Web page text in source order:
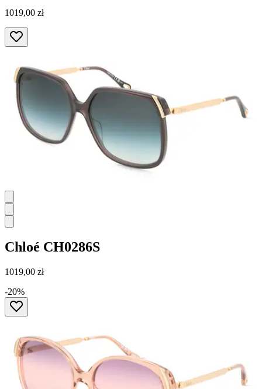
1019,00 zł
Chloé CH0286S
1019,00 zł
-20%